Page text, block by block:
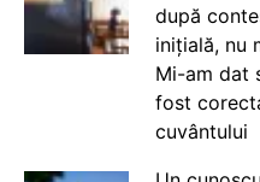
după
inițială, nu
Mi-am dat
fost
cuvântului